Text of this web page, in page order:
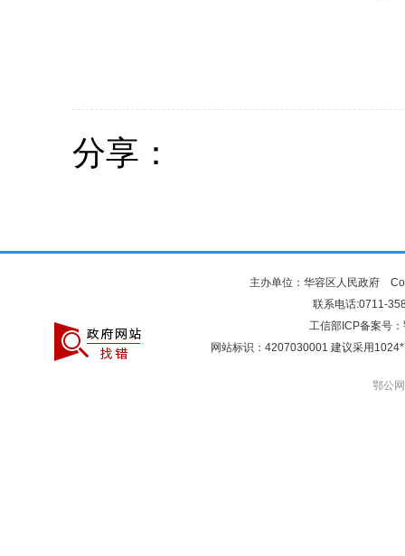
分享：
主办单位：华容区人民政府
联系电话:0711-
工信部ICP备案号：
网站标识：4207030001 建议采用
鄂公